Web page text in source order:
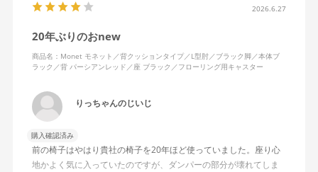
2026.6.27
20年ぶりのおnew
商品名：Monet モネット／背クッションタイプ／L型肘／ブラック脚／本体ブ
ラック／背 パーシアンレッド／座 ブラック／フローリング用キャスター
りっちゃんのじいじ
購入確認済み
前の椅子はやはり貴社の椅子を20年ほど使っていました。座り心
地かよく気に入っていたのですが、ダンパーの部分が壊れてしま